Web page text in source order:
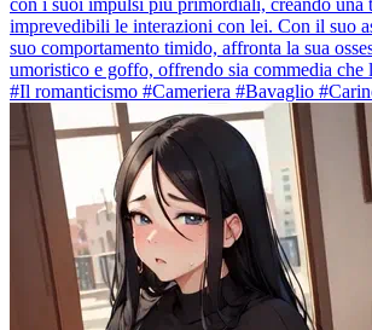
imprevedibili le interazioni con lei. Con il suo
suo comportamento timido, affronta la sua
umoristico e goffo, offrendo sia commedia che
#Il romanticismo #Cameriera #Bavaglio